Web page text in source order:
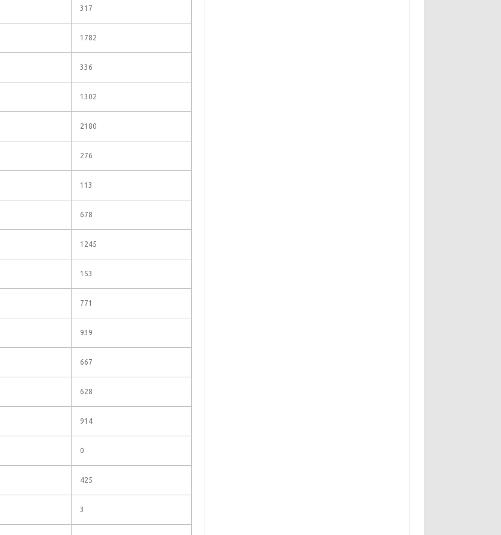
317
1782
336
1302
2180
276
113
678
1245
153
771
939
667
628
914
0
425
3